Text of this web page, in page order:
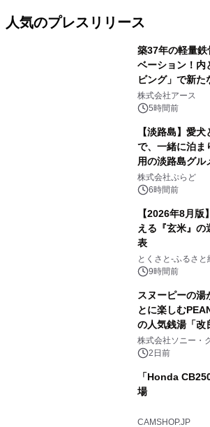
人気のプレスリリース
築37年の軽量鉄
ベーション！内
ビング」で新た
事例を株式会社
株式会社アース
5時間前
【淡路島】愛
で、一緒に泊ま
用の淡路島グル
プール グランピ
スの2施設で
株式会社ぷらど
6時間前
【2026年8月
える『玄米』の
表
とくさと-ふるさ
9時間前
スヌーピーの湯
とに楽しむ
の人気銭湯「改
ラボレーショ
ボグッズも発売
株式会社ソニー・
2日前
「Honda
場
CAMSHOP.JP